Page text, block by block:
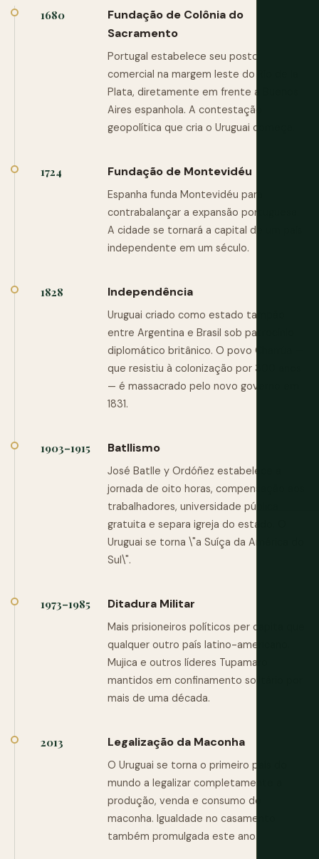
1680
Fundação de Colônia do
Sacramento
Portugal estabelece seu posto
comercial na margem leste do Río de la
Plata, diretamente em frente a Buenos
Aires espanhola. A contestação
geopolítica que cria o Uruguai começa.
1724 Fundação de Montevidéu
Espanha funda Montevidéu para
contrabalançar a expansão portuguesa.
A cidade se tornará a capital de um país
independente em um século.
1828 Independência
Uruguai criado como estado tampão
entre Argentina e Brasil sob patrocínio
diplomático britânico. O povo Charrúa —
que resistiu à colonização por 300 anos
— é massacrado pelo novo governo em
1831.
1903–1915 Batllismo
José Batlle y Ordóñez estabelece a
jornada de oito horas, compensação aos
trabalhadores, universidade pública
gratuita e separa igreja do estado. O
Uruguai se torna \"a Suíça da América do
Sul\".
1973–1985 Ditadura Militar
Mais prisioneiros políticos per capita que
qualquer outro país latino-americano.
Mujica e outros líderes Tupamaro
mantidos em confinamento solitário por
mais de uma década.
2013 Legalização da Maconha
O Uruguai se torna o primeiro país do
mundo a legalizar completamente a
produção, venda e consumo de
maconha. Igualdade no casamento
também promulgada este ano.